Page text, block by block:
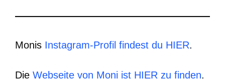
Monis Instagram-Profil findest du HIER.
Die Webseite von Moni ist HIER zu finden.